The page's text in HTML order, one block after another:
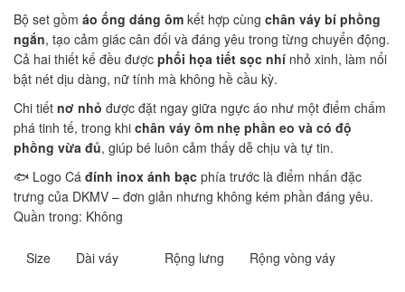
Bộ set gồm áo ống dáng ôm kết hợp cùng chân váy bí phồng
ngắn, tạo cảm giác cân đối và đáng yêu trong từng chuyển động.
Cả hai thiết kế đều được phối họa tiết sọc nhí nhỏ xinh, làm nổi
bật nét dịu dàng, nữ tính mà không hề cầu kỳ.
Chi tiết nơ nhỏ được đặt ngay giữa ngực áo như một điểm chấm
phá tinh tế, trong khi chân váy ôm nhẹ phần eo và có độ
phồng vừa đủ, giúp bé luôn cảm thấy dễ chịu và tự tin.
🐟 Logo Cá đính inox ánh bạc phía trước là điểm nhấn đặc
trưng của DKMV – đơn giản nhưng không kém phần đáng yêu.
Quần trong: Không
Size Dài váy Rộng lưng Rộng vòng váy